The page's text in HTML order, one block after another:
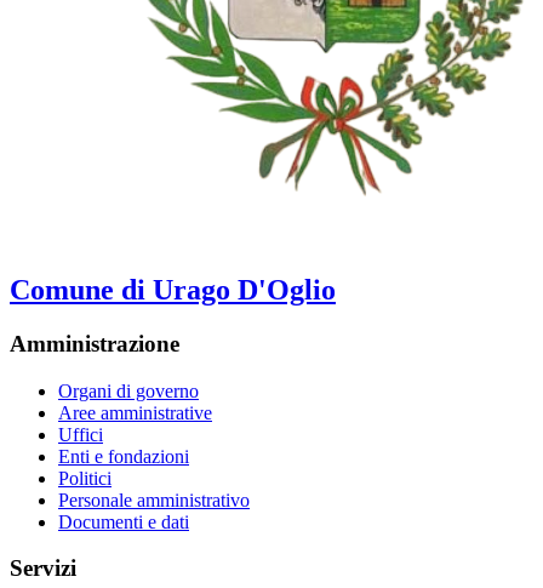
Comune di Urago D'Oglio
Amministrazione
Organi di governo
Aree amministrative
Uffici
Enti e fondazioni
Politici
Personale amministrativo
Documenti e dati
Servizi